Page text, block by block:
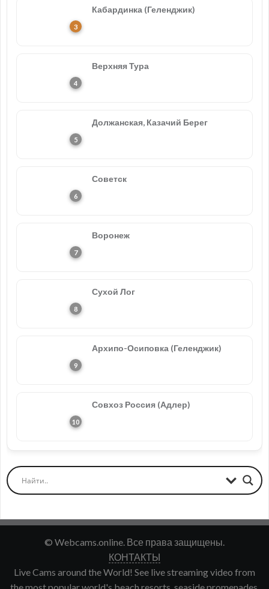
Кабардинка (Геленджик)
Верхняя Тура
Должанская, Казачий Берег
Советск
Воронеж
Сухой Лог
Архипо-Осиповка (Геленджик)
Совхоз Россия (Адлер)
© Webcams.online. Все права защищены.
КОНТАКТЫ
Live Cams around the World! See live streaming video from